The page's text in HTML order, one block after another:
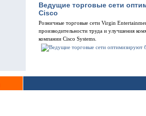
Ведущие торговые сети
Cisco
Розничные торговые сети Virgin
производительности труда и улучшения
компании Cisco Systems.